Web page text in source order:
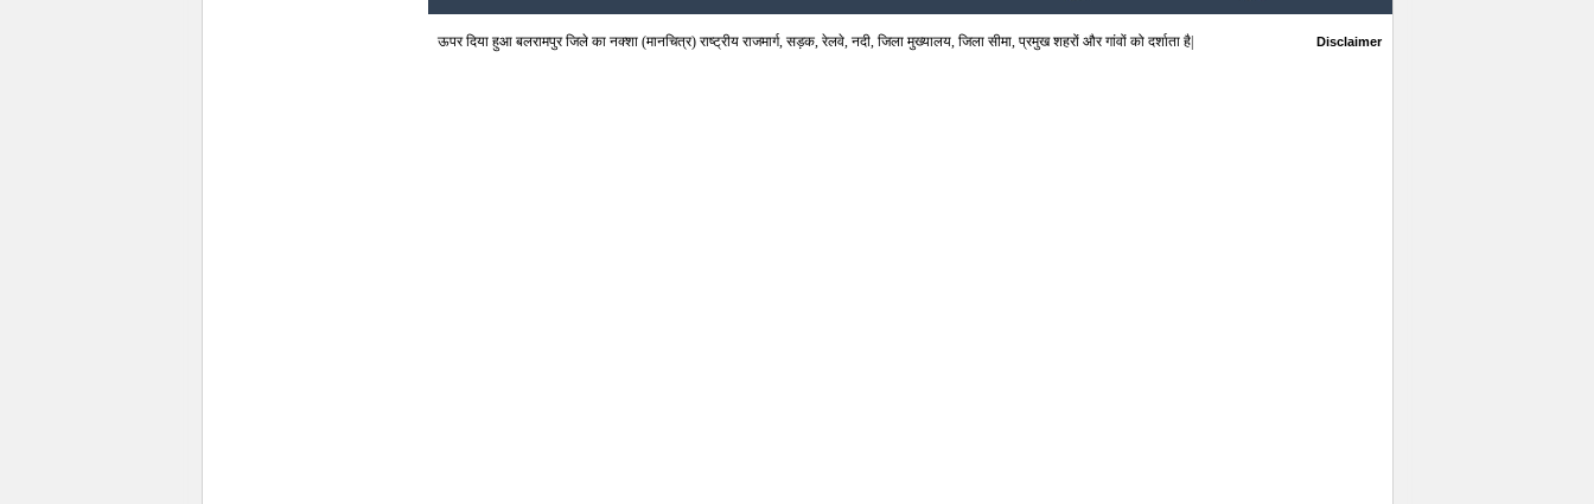
ऊपर दिया हुआ बलरामपुर जिले का नक्शा (मानचित्र) राष्ट्रीय राजमार्ग, सड़क, रेलवे, नदी, जिला मुख्यालय, जिला सीमा, प्रमुख शहरों और गांवों को दर्शाता है| Disclaimer